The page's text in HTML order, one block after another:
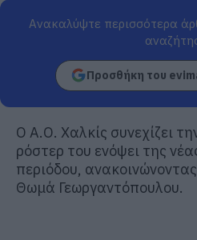
Ανακαλύψτε περισσότερα
Προσθήκη του
Ο Α.Ο. Χαλκίς συνεχίζει
ρόστερ του ενόψει της
περιόδου,
Θωμά Γεωργαντόπουλου.